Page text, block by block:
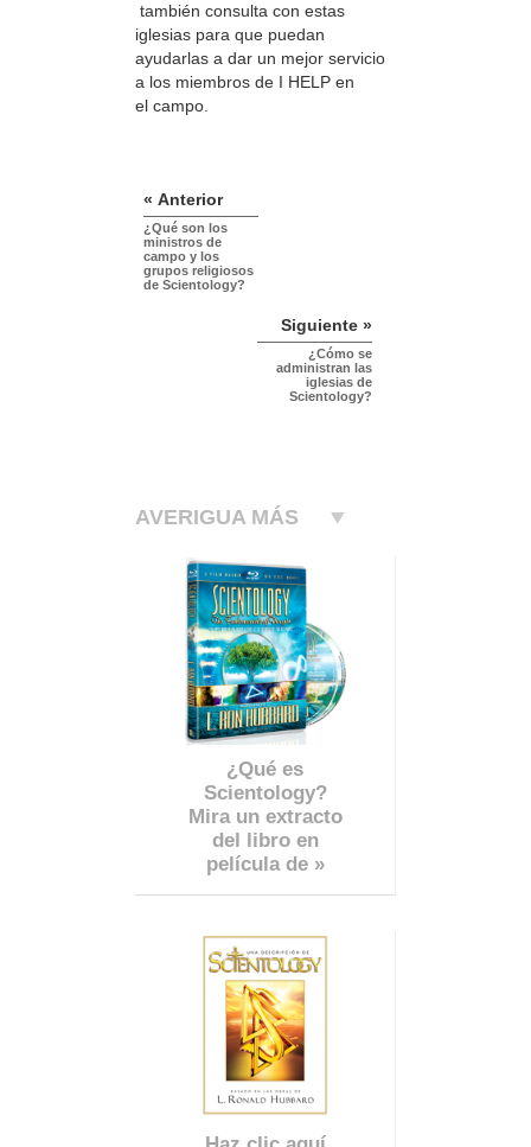
también consulta con estas
iglesias para que puedan
ayudarlas a dar un mejor servicio
a los miembros de I HELP en
el campo.
« Anterior
¿Qué son los
ministros de
campo y los
grupos religiosos
de Scientology?
Siguiente »
¿Cómo se
administran las
iglesias de
Scientology?
AVERIGUA MÁS
¿Qué es
Scientology?
Mira un extracto
del libro en
película de »